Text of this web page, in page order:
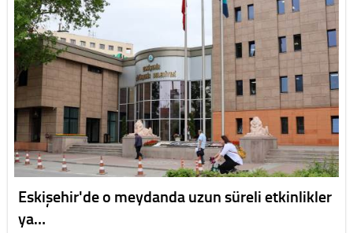
Eskişehir'de o meydanda uzun süreli etkinlikler
ya…